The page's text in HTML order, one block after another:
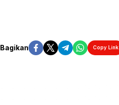
Bagikan Copy Link